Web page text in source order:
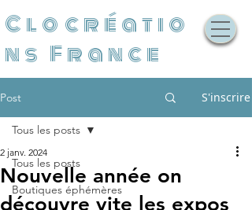
Clocréatio
ns France
Post S'inscrire
Tous les posts
Boutiques éphémères
Tous les posts
Nouvelle année on
découvre vite les expos
2 janv. 2024